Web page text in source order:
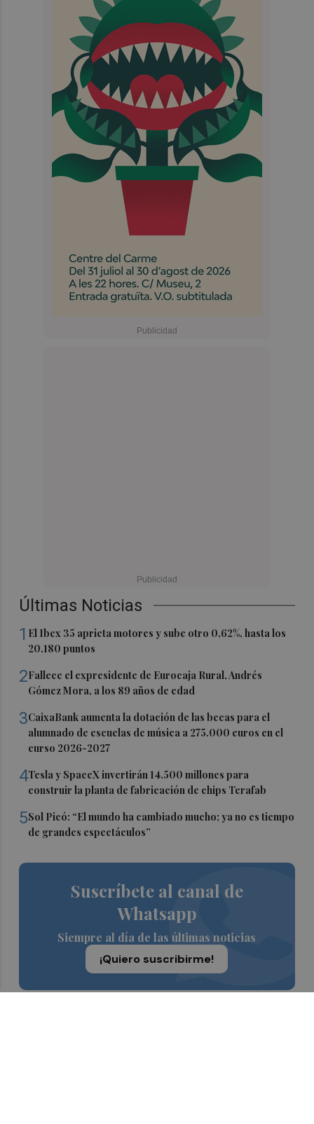
Últimas Noticias
1 El Ibex 35 aprieta motores y sube otro 0,62%, hasta los
20.180 puntos
2Fallece el expresidente de Eurocaja Rural, Andrés
Gómez Mora, a los 89 años de edad
3CaixaBank aumenta la dotación de las becas para el
alumnado de escuelas de música a 275.000 euros en el
curso 2026-2027
4Tesla y SpaceX invertirán 14.500 millones para
construir la planta de fabricación de chips Terafab
5Sol Picó: “El mundo ha cambiado mucho; ya no es tiempo
de grandes espectáculos”
Suscríbete al canal de
Whatsapp
Siempre al día de las últimas noticias
¡Quiero suscribirme!